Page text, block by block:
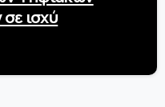
ισχύ